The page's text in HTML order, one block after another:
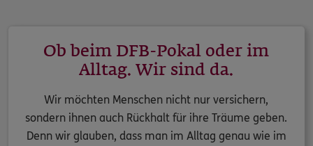
Ob beim DFB-Pokal oder im
Alltag. Wir sind da.
Wir möchten Menschen nicht nur versichern,
sondern ihnen auch Rückhalt für ihre Träume geben.
Denn wir glauben, dass man im Alltag genau wie im